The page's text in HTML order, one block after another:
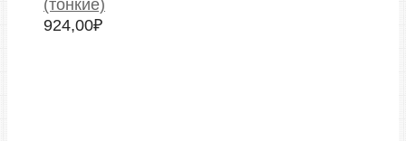
(тонкие)
924,00₽